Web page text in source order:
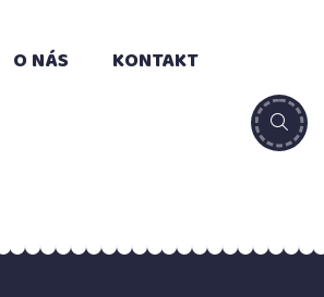
O NÁS KONTAKT